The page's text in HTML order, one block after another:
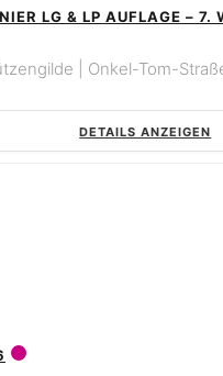
LG & LP AUFLAGE – 7.
| Onkel-Tom-
DETAILS ANZEIGEN